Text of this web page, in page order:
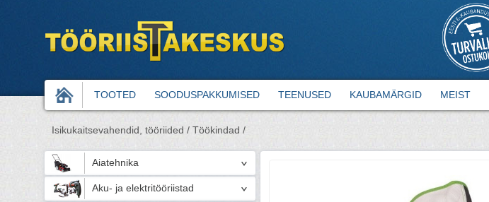
TOOTED SOODUSPAKKUMISED TEENUSED KAUBAMÄRGID MEIST
Isikukaitsevahendid, tööriided / Töökindad /
Aiatehnika
Aku- ja elektritööriistad